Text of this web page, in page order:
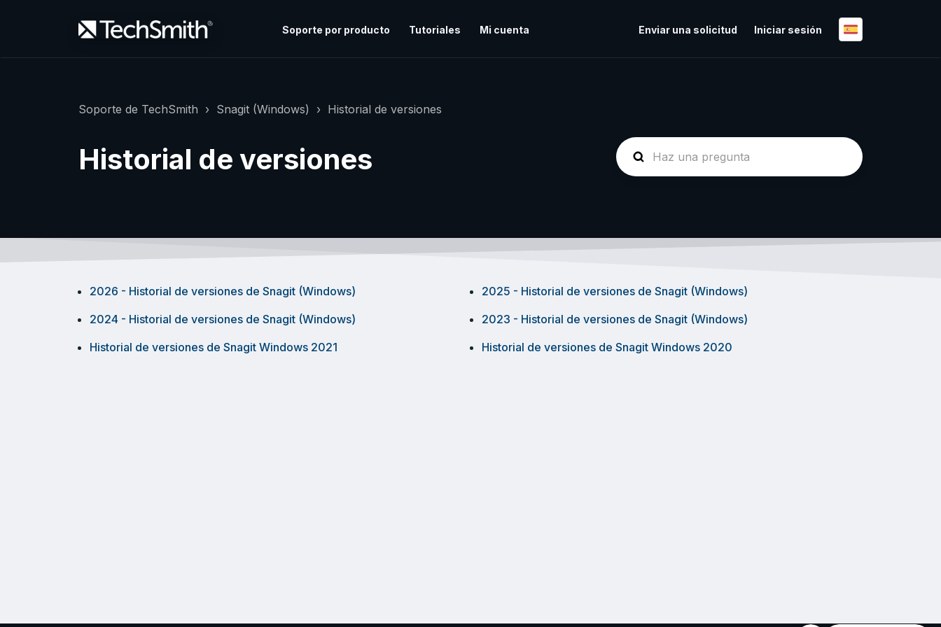
Soporte por producto Tutoriales Mi cuenta Enviar una solicitud Iniciar sesión
Soporte de TechSmith Snagit (Windows) Historial de versiones
Historial de versiones
2026 - Historial de versiones de Snagit (Windows)
2025 - Historial de versiones de Snagit (Windows)
2024 - Historial de versiones de Snagit (Windows)
2023 - Historial de versiones de Snagit (Windows)
Historial de versiones de Snagit Windows 2021
Historial de versiones de Snagit Windows 2020